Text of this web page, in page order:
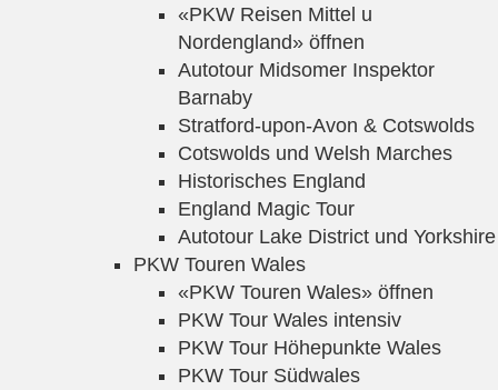
«PKW Reisen Mittel u
Nordengland» öffnen
Autotour Midsomer Inspektor
Barnaby
Stratford-upon-Avon & Cotswolds
Cotswolds und Welsh Marches
Historisches England
England Magic Tour
Autotour Lake District und Yorkshire
PKW Touren Wales
«PKW Touren Wales» öffnen
PKW Tour Wales intensiv
PKW Tour Höhepunkte Wales
PKW Tour Südwales